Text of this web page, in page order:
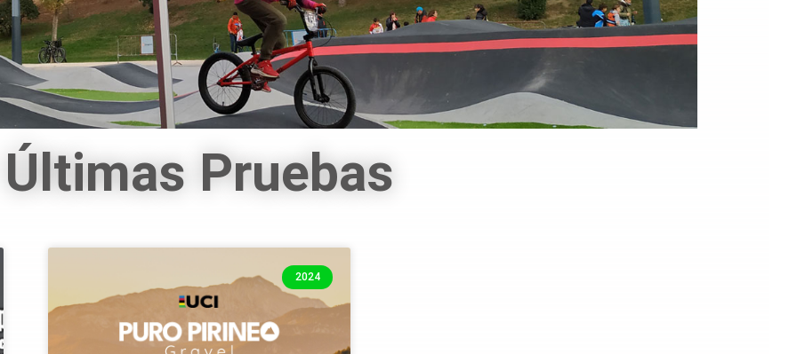
Últimas Pruebas
2024